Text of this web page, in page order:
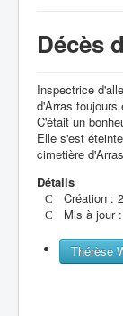
Décès
Inspectrice
d'Arras
C'était un
Elle s'est
cimetière
Détails
Création :
Mis à jour
Thérèse